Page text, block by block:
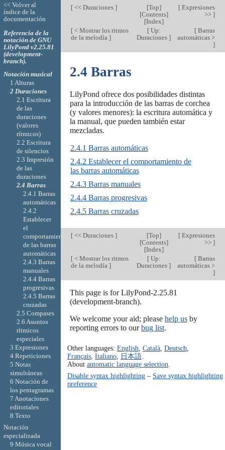
[<< Duraciones ] [Top]
[Contents]
[Index]
[Expresiones
>> ]
[< Mostrar los ritmos
de la melodía ]
[Up:
Duraciones]
[Barras
automáticas >
]
2.4 Barras
LilyPond ofrece dos posibilidades distintas
para la introducción de las barras de corchea
(y valores menores): la escritura automática y
la manual, que pueden también estar
mezcladas.
2.4.1 Barras automáticas
2.4.2 Establecer el comportamiento de
las barras automáticas
2.4.3 Barras manuales
2.4.4 Barras progresivas
2.4.5 Barras cruzadas
[<< Duraciones ] [Top]
[Contents]
[Index]
[Expresiones
>> ]
[< Mostrar los ritmos
de la melodía ]
[Up:
Duraciones]
[Barras
automáticas >
]
This page is for LilyPond-2.25.81
(development-branch).
We welcome your aid; please help usby
reporting errors to ourbug list.
Other languages: English Català, Deutsch
Français, Italiano, 日本語.
About automatic language selection
Disable syntax highlighting– Save syntax highlighting
preference
<< Volver al
índice de la
documentación
Referencia de la
notación de GNU
LilyPond v2.25.81
(development-
branch).
Notación musical
1 Alturas
2 Duraciones
2.1 Escritura
de las
duraciones
(valores
rítmicos)
2.2 Escritura
de silencios
2.3 Impresión
de las
duraciones
2.4 Barras
2.4.1 Barras
automáticas
2.4.2
Establecer
el
comportamiento
de las barras
automáticas
2.4.3 Barras
manuales
2.4.4 Barras
progresivas
2.4.5 Barras
cruzadas
2.5 Compases
2.6 Asuntos
rítmicos
especiales
3 Expresiones
4 Repeticiones
5 Notas
simultáneas
6 Notación de
los pentagramas
7 Anotaciones
editoriales
8 Texto
Notación
especializada
9 Música vocal